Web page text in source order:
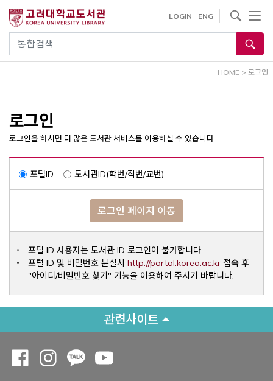
건
통합검색
LOGIN ENG
사이트내 검색
HOME > 로그인
로그인
로그인을 하시면 더 많은 도서관 서비스를 이용하실 수 있습니다.
포털ID 도서관ID(학번/직번/교번)
로그인 페이지 이동
포털 ID 사용자는 도서관 ID 로그인이 불가합니다.
포털 ID 및 비밀번호 분실시 http://portal.korea.ac.krOpens a
접속 후
"아이디/비밀번호 찾기" 기능을 이용하여 주시기 바랍니다.
관련사이트
Opens a new window
Opens a new window
Opens a new window